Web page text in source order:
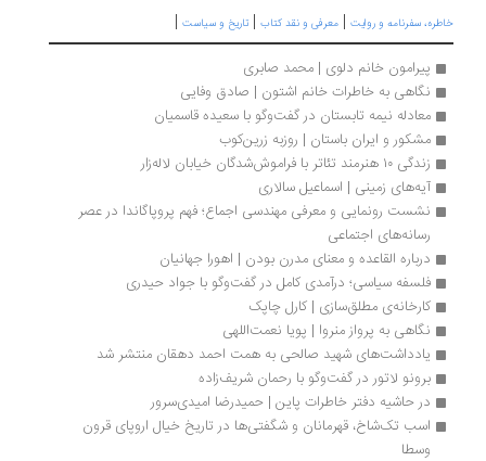
سفرنامه‌ و روایت|معرفی و نقد کتاب|تاریخ و سیاست |
پیرامون خانم دلوی | محمد صابری
نگاهی به خاطرات خانم اشتون | صادق وفایی
معادله نیمه تابستان در گفت‌وگو با سعیده قاسمیان
مشکور و ایران باستان | روزبه زرین‌کوب
زندگی ۱۰ هنرمند تئاتر با فراموش‌شدگان خیابان لاله‌زار
آیه‌های زمینی | اسماعیل سالاری
نشست رونمایی و معرفی مهندسی اجماع؛ فهم پروپاگاندا در عصر
رسانه‌های اجتماعی
درباره القاعده و معنای مدرن بودن | اهورا جهانیان
فلسفه سیاسی؛ درآمدی کامل در گفت‌وگو با جواد حیدری
کارخانه‌ی مطلق‌سازی | کارل چاپک
نگاهی به پرواز منروا | پویا نعمت‌‌اللهی
یادداشت‌های شهید صالحی به همت احمد دهقان منتشر شد
برونو لاتور در گفت‌وگو با رحمان شریف‌زاده
در حاشیه دفتر خاطرات پاین | حمیدرضا امیدی‌سرور
اسب تک‌شاخ، قهرمانان و شگفتی‌ها در تاریخ خیال اروپای قرون